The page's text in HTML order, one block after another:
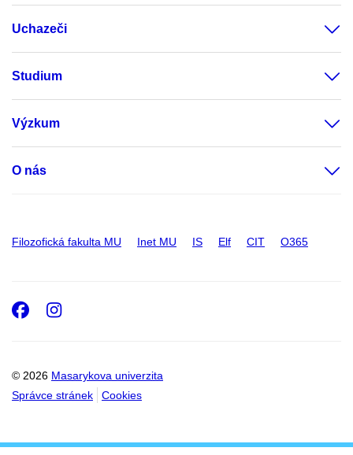
Uchazeči
Studium
Výzkum
O nás
Filozofická fakulta MU Inet MU IS Elf CIT O365
© 2026 Masarykova univerzita
Správce stránek
Cookies
Facebook
Instagram